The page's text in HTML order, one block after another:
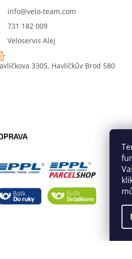
info@velo-team.com
731 182 009
Veloservis Alej
3305, Havlíčkův Brod 580